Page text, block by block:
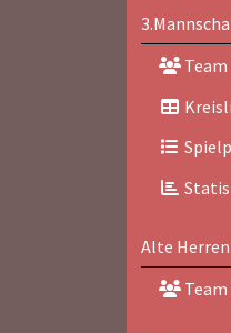
Team
Alte Herren
Team